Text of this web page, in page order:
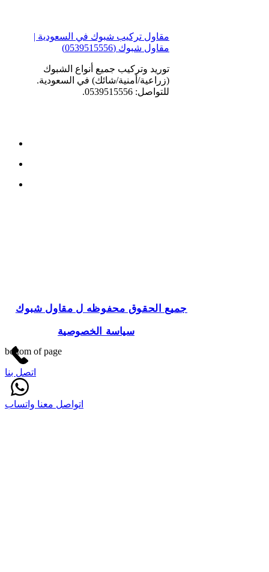
مقاول تركيب شبوك في السعودية |
مقاول شبوك (0539515556)
توريد وتركيب جميع أنواع الشبوك
(زراعية/أمنية/شائك) في السعودية.
للتواصل: 0539515556.
جميع الحقوق محفوظه ل مقاول شبوك
سياسة الخصوصية
اتصل بنا
اتواصل معنا واتساب
bottom of page